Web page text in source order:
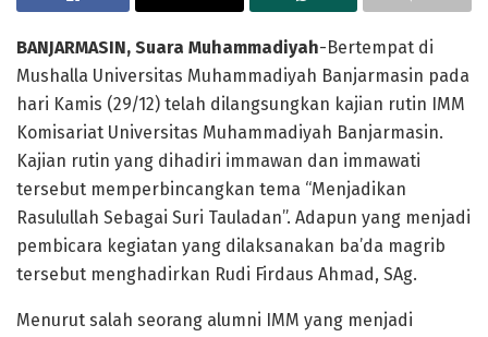
BANJARMASIN, Suara Muhammadiyah-Bertempat di
Mushalla Universitas Muhammadiyah Banjarmasin pada
hari Kamis (29/12) telah dilangsungkan kajian rutin IMM
Komisariat Universitas Muhammadiyah Banjarmasin.
Kajian rutin yang dihadiri immawan dan immawati
tersebut memperbincangkan tema “Menjadikan
Rasulullah Sebagai Suri Tauladan”. Adapun yang menjadi
pembicara kegiatan yang dilaksanakan ba’da magrib
tersebut menghadirkan Rudi Firdaus Ahmad, SAg.
Menurut salah seorang alumni IMM yang menjadi